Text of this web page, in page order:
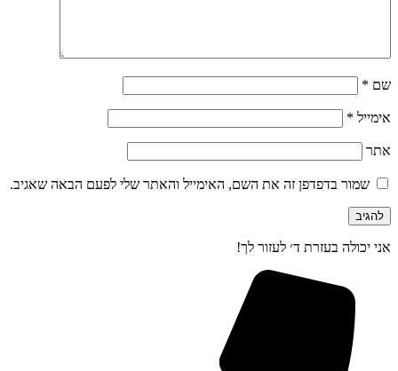
שם *
אימייל *
אתר
שמור בדפדפן זה את השם, האימייל והאתר שלי לפעם הבאה שאגיב.
אני יכולה בעזרת ד׳ לעזור לך!